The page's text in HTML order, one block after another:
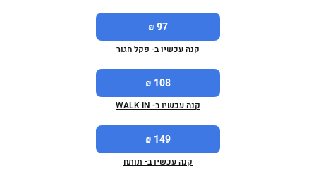
97 ₪
קנה עכשיו ב- פקל חגור
108 ₪
קנה עכשיו ב- WALK IN
149 ₪
קנה עכשיו ב- תותח